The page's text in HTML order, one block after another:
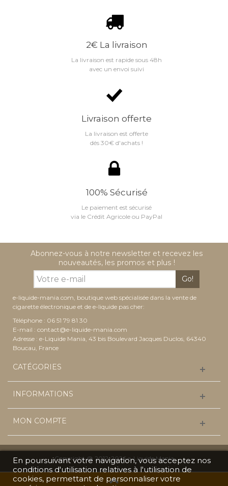
2€ La livraison
La livraison est rapide sous 48h
avec un envoi suivi
Livraison offerte
La livraison est offerte
dés 30€ d'achats !
100% Sécurisé
Le paiement est sécurisé
via le Crédit Agricole ou PayPal
Abonnez-vous à notre newsletter et recevez les
nouveautés, les promos et plus !
Go!
e-liquide-mania.com, boutique web spécialisée dans la vente de
cigarette électronique et de e-liquide pas cher:
Téléphone : 06 51 79 81 30
E-mail : contact@e-liquide-mania.com
Adresse : e-Liquide Mania, 43 bis Boulevard Jacques Duclos, 64340
Boucau, France
CATÉGORIES
INFORMATIONS
MON COMPTE
En poursuivant votre navigation, vous acceptez nos
conditions d'utilisation relatives à l'utilisation de
cookies, permettant de personnaliser votre
Copyright @ 2012-2026 e-Liquide Mania